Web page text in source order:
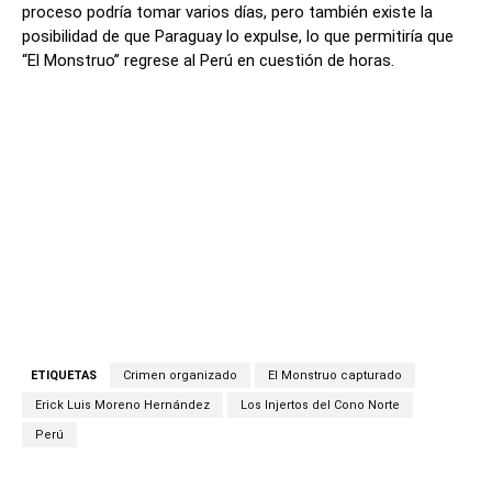
proceso podría tomar varios días, pero también existe la
posibilidad de que Paraguay lo expulse, lo que permitiría que
“El Monstruo” regrese al Perú en cuestión de horas.
ETIQUETAS Crimen organizado El Monstruo capturado
Erick Luis Moreno Hernández Los Injertos del Cono Norte
Perú